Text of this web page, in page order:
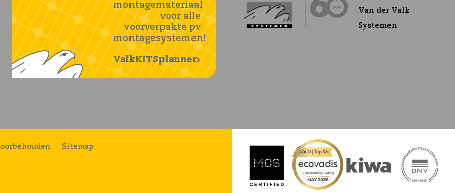
montagemateriaal
voor alle
voorverpakte pv
montagesystemen!
ValkKITSplanner
Van der Valk
Systemen
Sitemap